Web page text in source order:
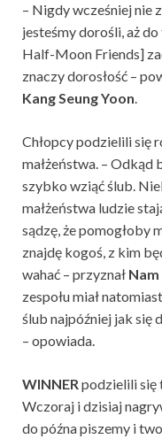
– Nigdy wcześniej nie
jesteśmy dorośli, aż
Half-Moon Friends]
znaczy dorosłość –
Kang Seung Yoon.
Chłopcy podzielili się
małżeństwa. – Odkąd
szybko wziąć ślub.
małżeństwa ludzie
sądzę, że pomogłoby
znajdę kogoś, z kim
wahać – przyznał Nam
zespołu miał natomiast
ślub najpóźniej jak się
– opowiada.
WINNER podzielili się
Wczoraj i dzisiaj
do późna piszemy i